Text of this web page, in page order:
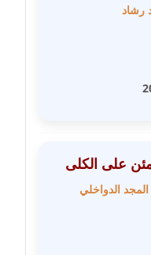
رشاد
على الكلى
الدواخلي